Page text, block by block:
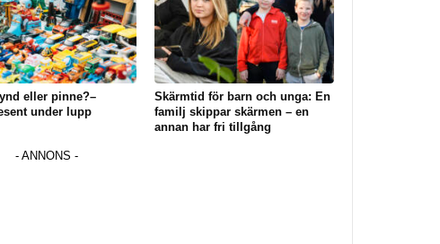
eller pinne?–
under lupp
Skärmtid för barn och unga: En
familj skippar skärmen – en
annan har fri tillgång